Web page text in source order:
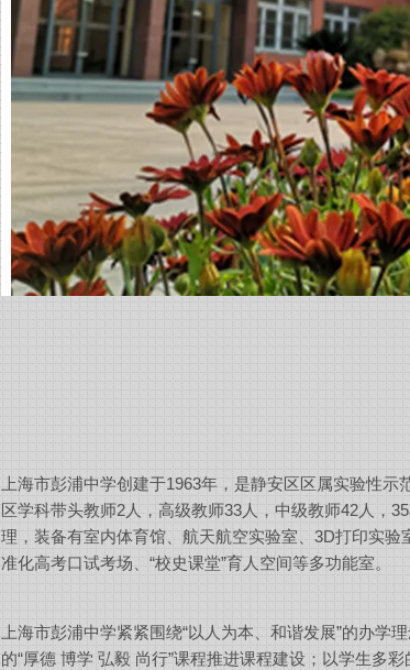
上海市彭浦中学创建于1963年，是静安区区属实验性示
区学科带头教师2人，高级教师33人，中级教师42人，35
理，装备有室内体育馆、航天航空实验室、3D打印实验
准化高考口试考场、“校史课堂”育人空间等多功能室。
上海市彭浦中学紧紧围绕“以人为本、和谐发展”的办学
的“厚德 博学 弘毅 尚行”课程推进课程建设；以学生多彩